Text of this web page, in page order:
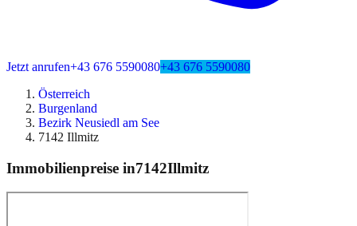
Jetzt anrufen+43 676 5590080+43 676 5590080
Österreich
Burgenland
Bezirk Neusiedl am See
7142 Illmitz
Immobilienpreise in7142Illmitz